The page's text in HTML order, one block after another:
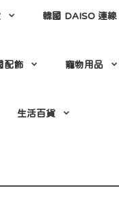
韓國 DAISO 連線
配飾 寵物用品
生活百貨